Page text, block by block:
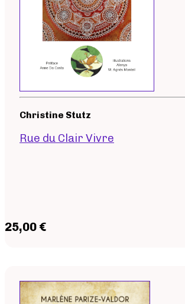
Christine Stutz
Rue du Clair Vivre
25,00 €